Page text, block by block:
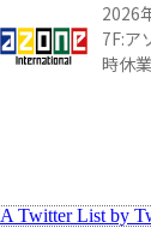
2026
7F:ア
時休
A Twitter List by